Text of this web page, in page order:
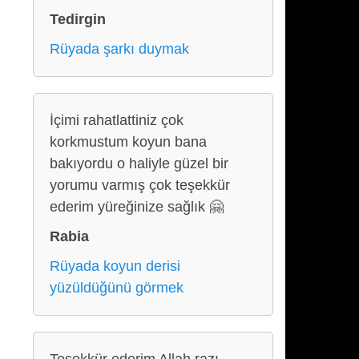
Tedirgin
Rüyada şarkı duymak
İçimi rahatlattiniz çok
korkmustum koyun bana
bakıyordu o haliyle güzel bir
yorumu varmış çok teşekkür
ederim yüreğinize sağlık 🤗
Rabia
Rüyada koyun derisi
yüzüldüğünü görmek